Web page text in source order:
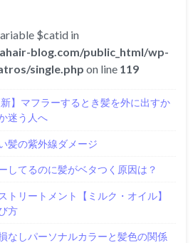
$catid in
blog.com/public_html/wp-
single.php on line 119
新】マフラーするとき髪を外に出すか
迷う人へ
髪の紫外線ダメージ
してるのに髪がベタつく原因は？
トリートメント【ミルク・オイル】
方
なしパーソナルカラーと髪色の関係